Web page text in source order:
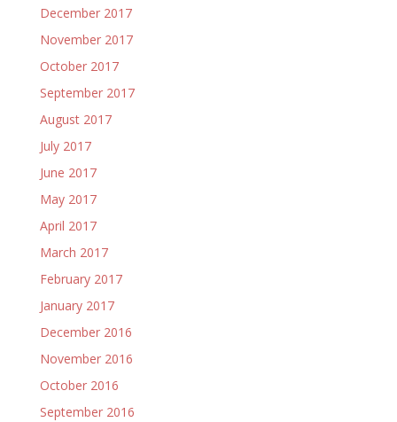
December 2017
November 2017
October 2017
September 2017
August 2017
July 2017
June 2017
May 2017
April 2017
March 2017
February 2017
January 2017
December 2016
November 2016
October 2016
September 2016